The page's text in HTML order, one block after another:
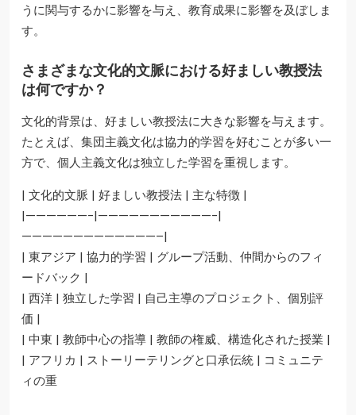
うに関与するかに影響を与え、教育成果に影響を及ぼしま
す。
さまざまな文化的文脈における好ましい教授法
は何ですか？
文化的背景は、好ましい教授法に大きな影響を与えます。
たとえば、集団主義文化は協力的学習を好むことが多い一
方で、個人主義文化は独立した学習を重視します。
| 文化的文脈 | 好ましい教授法 | 主な特徴 |
|——————-|———————————-|
—————————————–|
| 東アジア | 協力的学習 | グループ活動、仲間からのフィ
ードバック |
| 西洋 | 独立した学習 | 自己主導のプロジェクト、個別評
価 |
| 中東 | 教師中心の指導 | 教師の権威、構造化された授業 |
| アフリカ | ストーリーテリングと口承伝統 | コミュニテ
ィの重